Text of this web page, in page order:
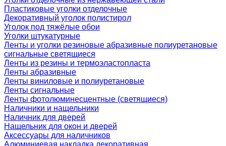
Пластиковые уголки отделочные
Декоративный уголок полистирол
Уголок под тяжёлые обои
Уголки штукатурные
Ленты и уголки резиновые абразивные полиуретановые
сигнальные светящиеся
Ленты из резины и термоэластопласта
Ленты абразивные
Ленты виниловые и полиуретановые
Ленты сигнальные
Ленты фотолюминесцентные (светящиеся)
Наличники и нащельники
Наличник для дверей
Нащельник для окон и дверей
Аксессуары для наличников
Алюминиевая накладка декоративная